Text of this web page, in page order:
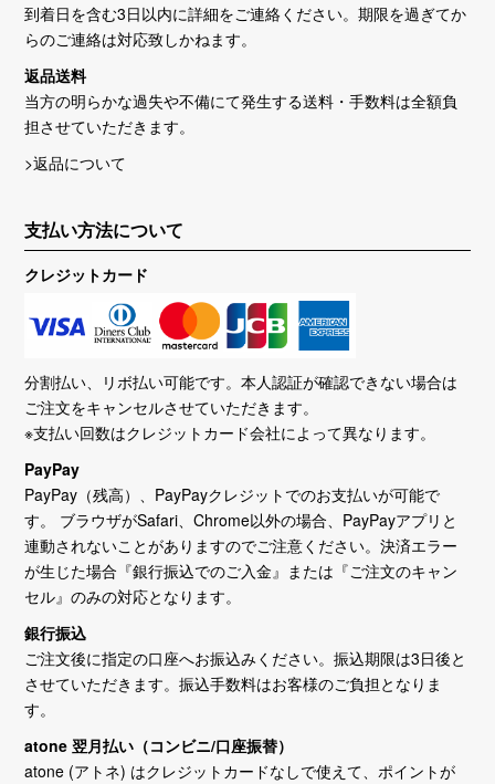
到着日を含む3日以内に詳細をご連絡ください。期限を過ぎてか
らのご連絡は対応致しかねます。
返品送料
当方の明らかな過失や不備にて発生する送料・手数料は全額負
担させていただきます。
>返品について
支払い方法について
クレジットカード
分割払い、リボ払い可能です。本人認証が確認できない場合は
ご注文をキャンセルさせていただきます。
※支払い回数はクレジットカード会社によって異なります。
PayPay
PayPay（残高）、PayPayクレジットでのお支払いが可能で
す。 ブラウザがSafari、Chrome以外の場合、PayPayアプリと
連動されないことがありますのでご注意ください。決済エラー
が生じた場合『銀行振込でのご入金』または『ご注文のキャン
セル』のみの対応となります。
銀行振込
ご注文後に指定の口座へお振込みください。振込期限は3日後と
させていただきます。振込手数料はお客様のご負担となりま
す。
atone 翌月払い（コンビニ/口座振替）
atone (アトネ) はクレジットカードなしで使えて、ポイントが